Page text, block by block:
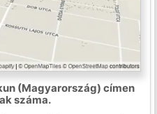
(Magyarország) címen
száma.